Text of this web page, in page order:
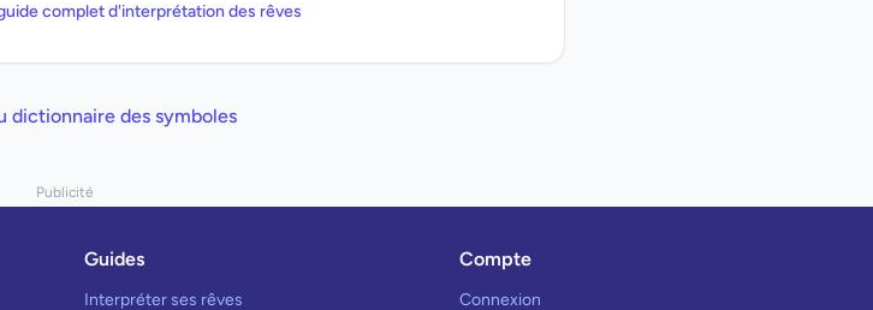
complet d'interprétation des rêves
dictionnaire des symboles
Publicité
Guides
Interpréter ses rêves
Compte
Connexion